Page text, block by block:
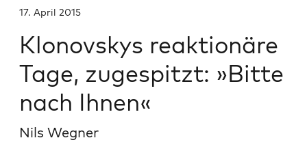
17. April 2015
Klonovskys reaktionäre
Tage, zugespitzt: »Bitte
nach Ihnen«
Nils Wegner